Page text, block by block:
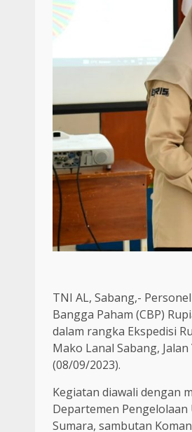
TNI AL, Sabang,-
Bangga Paham (CBP)
dalam rangka Ekspedisi
Mako Lanal Sabang,
(08/09/2023).
Kegiatan diawali dengan
Departemen Pengelolaan
Sumara, sambutan